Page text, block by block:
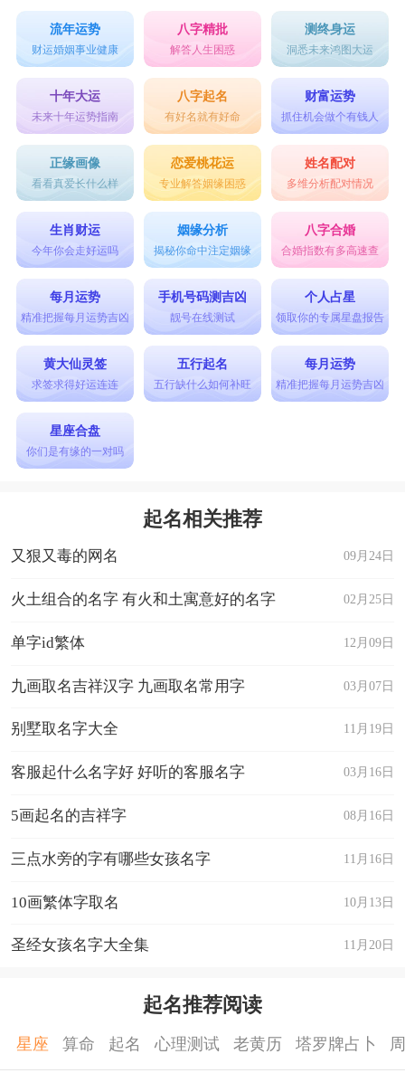
流年运势
财运婚姻事业健康
八字精批
解答人生困惑
测终身运
洞悉未来鸿图大运
十年大运
未来十年运势指南
八字起名
有好名就有好命
财富运势
抓住机会做个有钱人
正缘画像
看看真爱长什么样
恋爱桃花运
专业解答姻缘困惑
姓名配对
多维分析配对情况
生肖财运
今年你会走好运吗
姻缘分析
揭秘你命中注定姻缘
八字合婚
合婚指数有多高速查
每月运势
精准把握每月运势吉凶
手机号码测吉凶
靓号在线测试
个人占星
领取你的专属星盘报告
黄大仙灵签
求签求得好运连连
五行起名
五行缺什么如何补旺
每月运势
精准把握每月运势吉凶
星座合盘
你们是有缘的一对吗
起名相关推荐
09月24日
又狠又毒的网名
02月25日
火土组合的名字 有火和土寓意好的名字
12月09日
单字id繁体
03月07日
九画取名吉祥汉字 九画取名常用字
11月19日
别墅取名字大全
03月16日
客服起什么名字好 好听的客服名字
08月16日
5画起名的吉祥字
11月16日
三点水旁的字有哪些女孩名字
10月13日
10画繁体字取名
11月20日
圣经女孩名字大全集
起名推荐阅读
星座 算命 起名 心理测试 老黄历 塔罗牌占卜